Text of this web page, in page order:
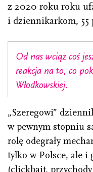
z 2020 roku roku
i dziennikarkom, 55
Od nas wciąż coś
reakcja na to, co
Włodkowskiej.
„Szeregowi”
w pewnym stopniu
rolę odegrały
tylko w Polsce, ale i
(clickbait,